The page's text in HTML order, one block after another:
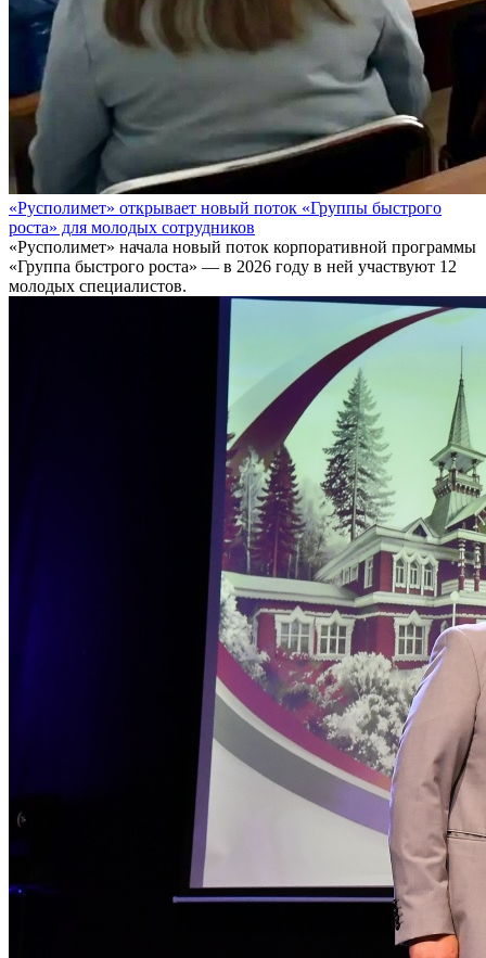
«Русполимет» открывает новый поток «Группы быстрого
роста» для молодых сотрудников
«Русполимет» начала новый поток корпоративной программы
«Группа быстрого роста» — в 2026 году в ней участвуют 12
молодых специалистов.